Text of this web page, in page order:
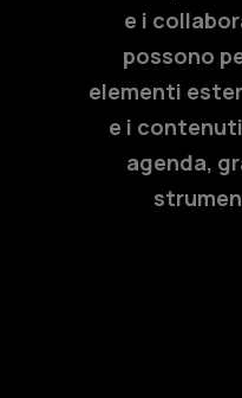
e i
possono
elementi
e i
agenda,